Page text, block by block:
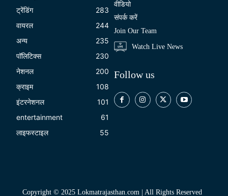
ट्रेंडिंग
283
वायरल
244
अन्य
235
पॉलिटिक्स
230
नेशनल
200
क्राइम
108
इंटरनेशनल
101
entertainment
61
लाइफस्टाइल
55
वीडियो
संपर्क करें
Join Our Team
Watch Live News
Follow us
Copyright © 2025 Lokmatrajasthan.com | All Rights Reserved